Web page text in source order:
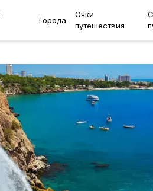
Города
Очки
путешествия